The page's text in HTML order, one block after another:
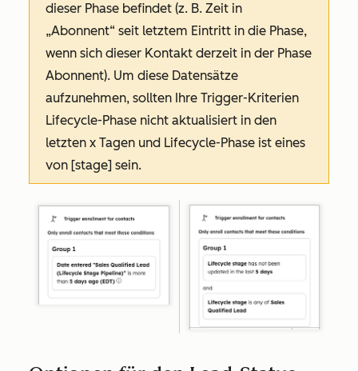
dieser Phase befindet (z. B. Zeit in
„Abonnent“ seit letztem Eintritt in die Phase,
wenn sich dieser Kontakt derzeit in der Phase
Abonnent). Um diese Datensätze
aufzunehmen, sollten Ihre Trigger-Kriterien
Lifecycle-Phase nicht aktualisiert in den
letzten x Tagen und Lifecycle-Phase ist eines
von [stage] sein.